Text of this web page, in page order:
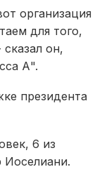
организация
для того,
он,
А".
президента
6 из